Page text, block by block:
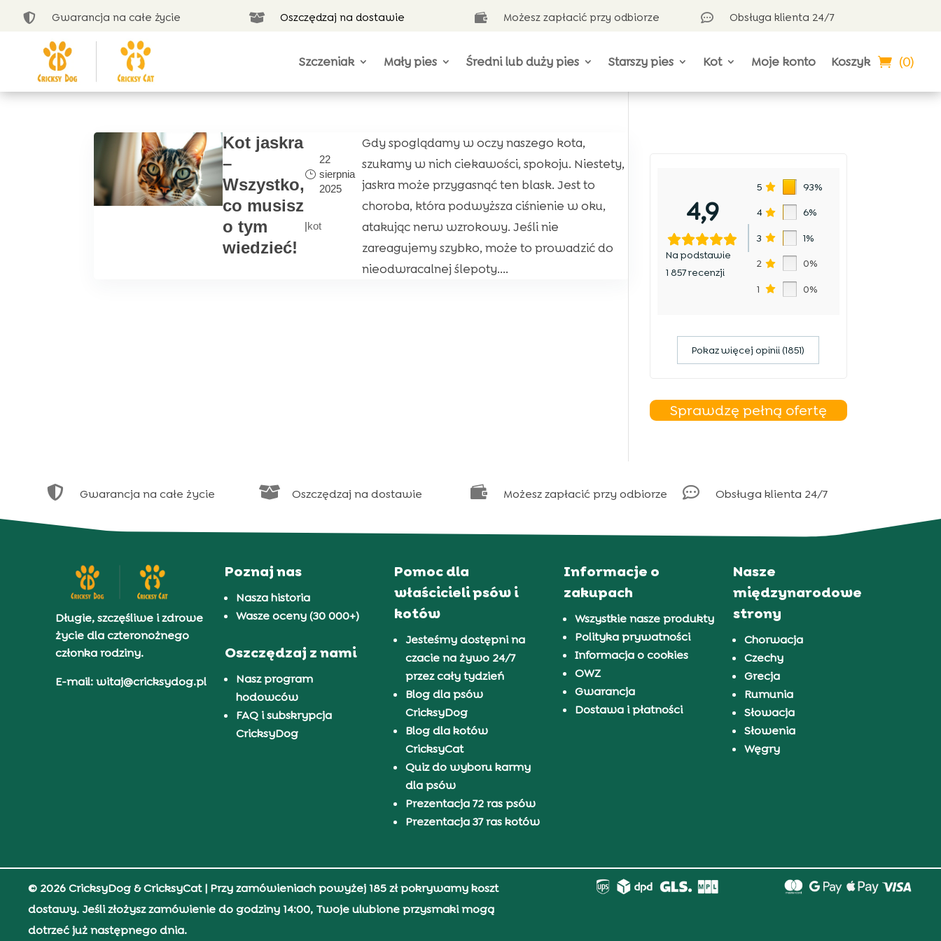
 Gwarancja na całe życie  Oszczędzaj na dostawie  Możesz zapłacić przy odbiorze  Obsługa klienta 24/7
Szczeniak Mały pies Średni lub duży pies Starszy pies Kot Moje konto Koszyk (0)
Kot jaskra
–
Wszystko,
co musisz
o tym
wiedzieć!
22
sierpnia
2025
|kot
Gdy spoglądamy w oczy naszego kota,
szukamy w nich ciekawości, spokoju. Niestety,
jaskra może przygasnąć ten blask. Jest to
choroba, która podwyższa ciśnienie w oku,
atakując nerw wzrokowy. Jeśli nie
zareagujemy szybko, może to prowadzić do
nieodwracalnej ślepoty....
4,9
Na podstawie
1 857 recenzji
5 93%
4 6%
3 1%
2 0%
1 0%
Pokaz więcej opinii (1851)
Sprawdzę pełną ofertę
 Gwarancja na całe życie  Oszczędzaj na dostawie  Możesz zapłacić przy odbiorze  Obsługa klienta 24/7
Długie, szczęśliwe i zdrowe
życie dla czteronożnego
członka rodziny.
E-mail: witaj@cricksydog.pl
Poznaj nas
Nasza historia
Wasze oceny (30 000+)
Oszczędzaj z nami
Nasz program
hodowców
FAQ i subskrypcja
CricksyDog
Pomoc dla
właścicieli psów i
kotów
Jesteśmy dostępni na
czacie na żywo 24/7
przez cały tydzień
Blog dla psów
CricksyDog
Blog dla kotów
CricksyCat
Quiz do wyboru karmy
dla psów
Prezentacja 72 ras psów
Prezentacja 37 ras kotów
Informacje o
zakupach
Wszystkie nasze produkty
Polityka prywatności
Informacja o cookies
OWZ
Gwarancja
Dostawa i płatności
Nasze
międzynarodowe
strony
Chorwacja
Czechy
Grecja
Rumunia
Słowacja
Słowenia
Węgry
© 2026 CricksyDog & CricksyCat| Przy zamówieniach powyżej 185 zł pokrywamy koszt
dostawy. Jeśli złożysz zamówienie do godziny 14:00, Twoje ulubione przysmaki mogą
dotrzeć już następnego dnia.